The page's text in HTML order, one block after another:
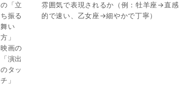
の「立
ち振る
舞い
方」
映画の
「演出
のタッ
チ」
雰囲気で表現されるか（例：牡羊座→直感
的で速い、乙女座→細やかで丁寧）